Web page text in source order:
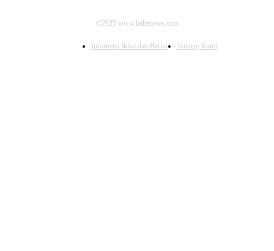
©2025 www.balienews.com
Informasi Iklan dan Berita Tentang Kami